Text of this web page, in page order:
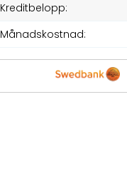
Kreditbelopp:
Månadskostnad: